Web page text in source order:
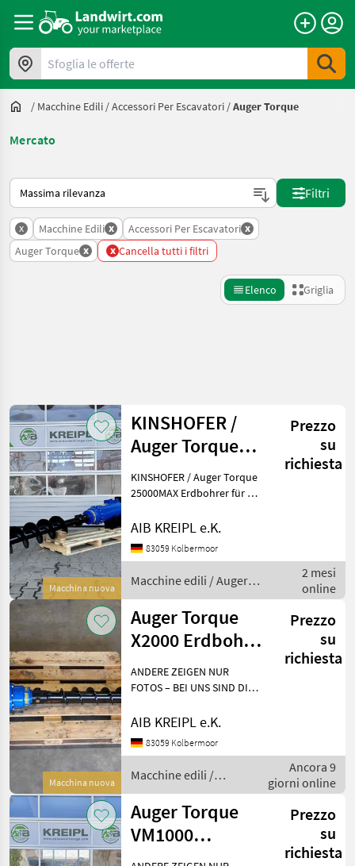
Sfoglia le offerte
/ Macchine Edili /Accessori Per Escavatori /Auger Torque
Mercato
Ecco come viene ordinato su Landwirt.com
Filtri
x Macchine Edili x Accessori Per Escavatori x
Auger Torque x x Cancella tutti i filtri
Elenco Griglia
ricerca
Categoria 4 Paese Filtri
PERCORSO
ATTUALE
Macchine
edili
Macchine
Accessori
Auger
Torque
SCEGLI
CATEGORIA
Auger Torque
BIG
Kinshofer
A&T Anbaugeräte
Reimposta
Mostra
risultati
Macchina nuova
KINSHOFER /
Auger Torque
25000MAX
Erdbohrer für
Prezzo
su
richiesta
KINSHOFER / Auger Torque
25000MAX Erdbohrer für 15-
NUR FOTOS – BEI UNS SIND
Besichtigen - anfassen -
AIB KREIPL e.K.
83059 Kolbermoor
Macchine edili / Auger
Torque
2 mesi
online
Macchina nuova
Auger Torque
X2000 Erdbohrer
| 1-2,5t Bagger
Prezzo
su
richiesta
ANDERE ZEIGEN NUR
FOTOS – BEI UNS SIND DIE
Besichtigen - anfassen -
WARUM WARTEN, WENN´S
Einfach anf
AIB KREIPL e.K.
83059 Kolbermoor
Macchine edili /
Auger Torque
Ancora 9
giorni online
Auger Torque
VM1000
Forstmulcher | 5-
Prezzo
su
richiesta